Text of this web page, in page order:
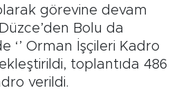
görevine devam
Bolu da
‘’ Orman İşçileri Kadro
toplantıda 486
verildi.